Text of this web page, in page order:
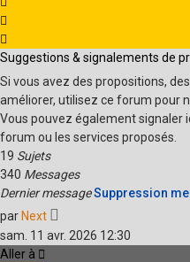
Suggestions & signalements de
Si vous avez des propositions,
améliorer, utilisez ce forum pour
Vous pouvez également signaler
forum ou les services proposés.
19 Sujets
340 Messages
Dernier messageSuppression
par Next
dernier
sam. 11 avr. 2026 12:30
Aller à